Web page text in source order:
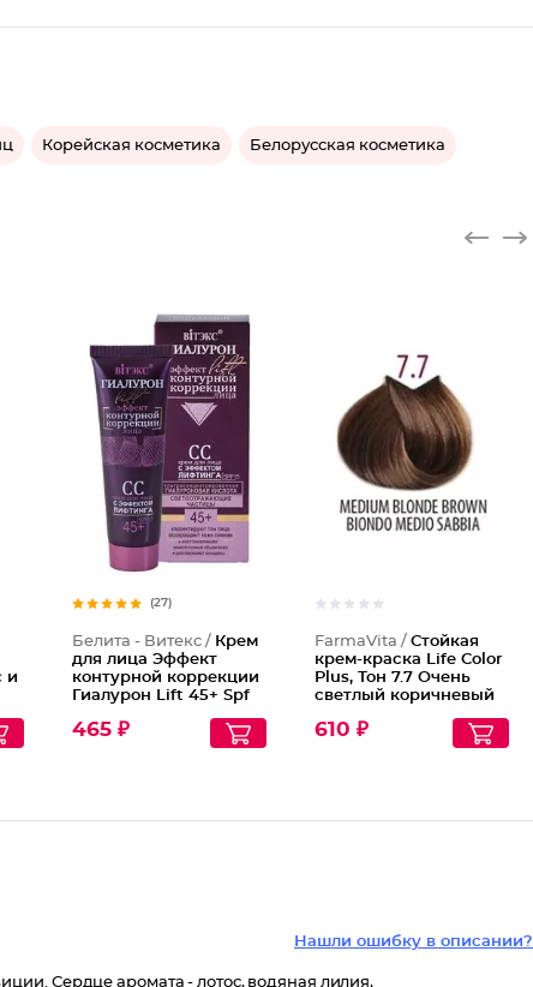
Корейская косметика Белорусская косметика
и
(27)
Белита - Витекс / Крем
для лица Эффект
контурной коррекции
Гиалурон Lift 45+ Spf
465 ₽
Стойкая
FarmaVita /Стойкая
крем-краска Life Color
Plus, Тон 7.7 Очень
светлый коричневый
610 ₽
Нашли ошибку в описании?
Сердце аромата - лотос, водяная лилия,